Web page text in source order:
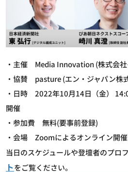
・主催 Media Innovation (株式会社
・協賛 pasture (エン・ジャパン株
・日時 2022年10月14日（金）
開催
・参加費 無料(要事前登録)
・会場 Zoomによるオンライン開催
当日のスケジュールや登壇者のプロ
トをご覧ください。